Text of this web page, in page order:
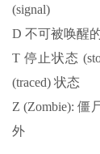
(signal)
D 不可被唤醒
T 停止状态
(traced) 状态
Z (Zombie): 僵
外